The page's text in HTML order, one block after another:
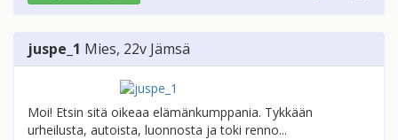
juspe_1 Mies, 22v Jämsä
Moi! Etsin sitä oikeaa elämänkumppania. Tykkään
urheilusta, autoista, luonnosta ja toki renno...